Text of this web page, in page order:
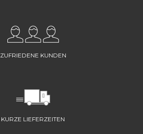
ZUFRIEDENE KUNDEN
KURZE LIEFERZEITEN